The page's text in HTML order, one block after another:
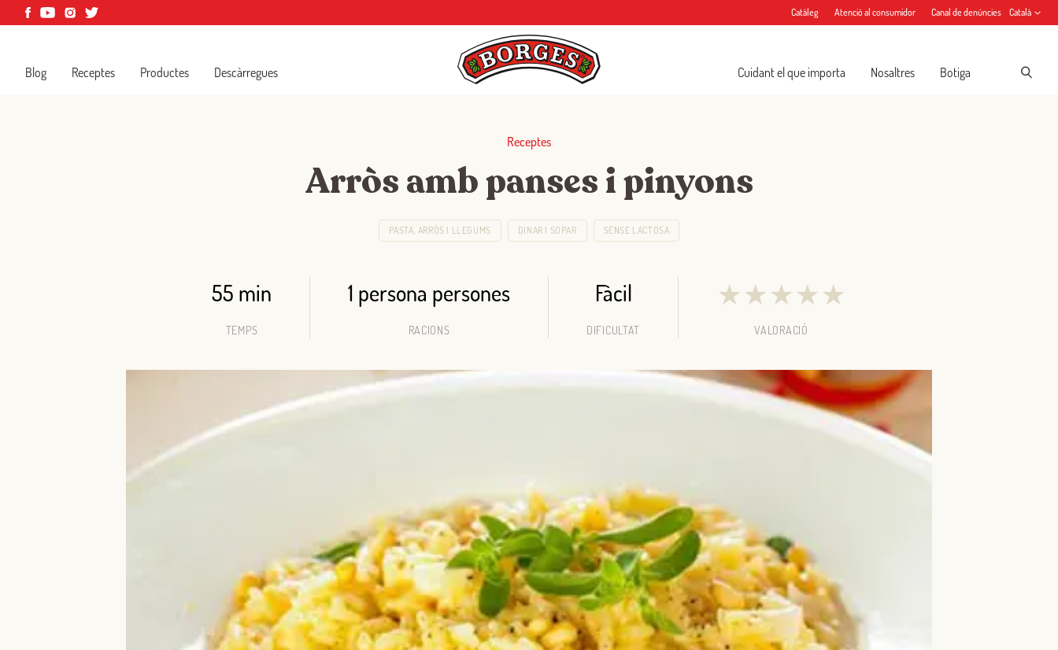
Catàleg Atenció al consumidor Canal de denúncies Català
Blog Receptes Productes Descàrregues Cuidant el que importa Nosaltres Botiga
Receptes
Arròs amb panses i pinyons
PASTA, ARRÒS I LLEGUMS DINAR I SOPAR SENSE LACTOSA
55 min
TEMPS
1 persona persones
RACIONS
Fàcil
DIFICULTAT
★★★★★
VALORACIÓ